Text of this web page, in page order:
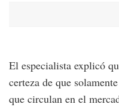
El especialista explicó
certeza de que
que circulan en el